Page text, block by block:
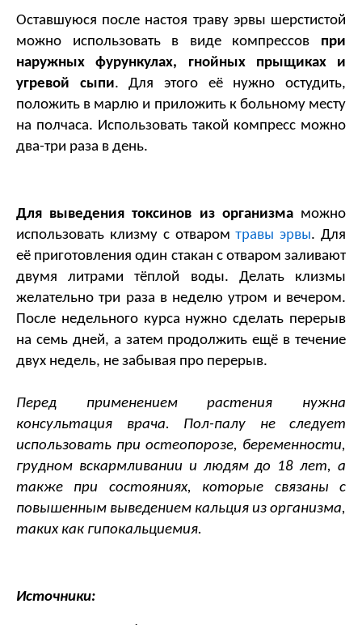
Оставшуюся после настоя траву эрвы шерстистой
можно использовать в виде компрессов при
наружных фурункулах, гнойных прыщиках и
угревой сыпи. Для этого её нужно остудить,
положить в марлю и приложить к больному месту
на полчаса. Использовать такой компресс можно
два-три раза в день.
Для выведения токсинов из организма можно
использовать клизму с отваром травы эрвы. Для
её приготовления один стакан с отваром заливают
двумя литрами тёплой воды. Делать клизмы
желательно три раза в неделю утром и вечером.
После недельного курса нужно сделать перерыв
на семь дней, а затем продолжить ещё в течение
двух недель, не забывая про перерыв.
Перед применением растения нужна
консультация врача. Пол-палу не следует
использовать при остеопорозе, беременности,
грудном вскармливании и людям до 18 лет, а
также при состояниях, которые связаны с
повышенным выведением кальция из организма,
таких как гипокальциемия.
Источники: